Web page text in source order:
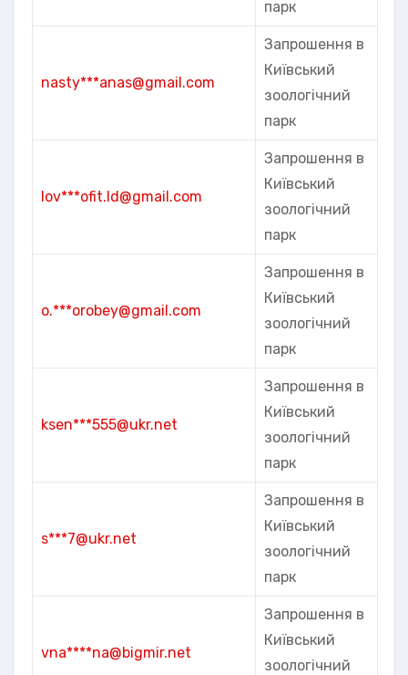
парк
nasty***anas@gmail.com
Запрошення в
Київський
зоологічний
парк
lov***ofit.ld@gmail.com
Запрошення в
Київський
зоологічний
парк
o.***orobey@gmail.com
Запрошення в
Київський
зоологічний
парк
ksen***555@ukr.net
Запрошення в
Київський
зоологічний
парк
s***7@ukr.net
Запрошення в
Київський
зоологічний
парк
vna****na@bigmir.net
Запрошення в
Київський
зоологічний